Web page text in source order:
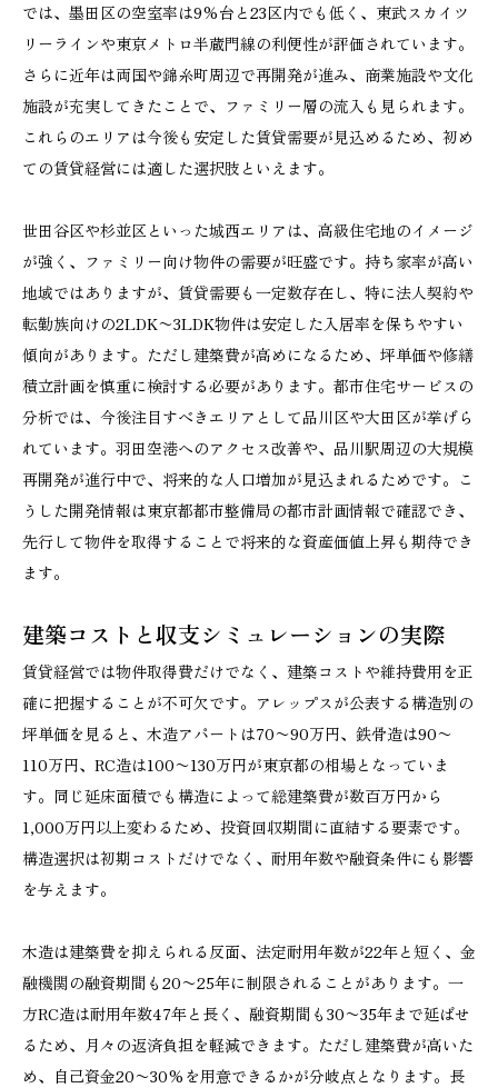
では、墨田区の空室率は9%台と23区内でも低く、東武スカイツ
リーラインや東京メトロ半蔵門線の利便性が評価されています。
さらに近年は両国や錦糸町周辺で再開発が進み、商業施設や文化
施設が充実してきたことで、ファミリー層の流入も見られます。
これらのエリアは今後も安定した賃貸需要が見込めるため、初め
ての賃貸経営には適した選択肢といえます。
世田谷区や杉並区といった城西エリアは、高級住宅地のイメージ
が強く、ファミリー向け物件の需要が旺盛です。持ち家率が高い
地域ではありますが、賃貸需要も一定数存在し、特に法人契約や
転勤族向けの2LDK〜3LDK物件は安定した入居率を保ちやすい
傾向があります。ただし建築費が高めになるため、坪単価や修繕
積立計画を慎重に検討する必要があります。都市住宅サービスの
分析では、今後注目すべきエリアとして品川区や大田区が挙げら
れています。羽田空港へのアクセス改善や、品川駅周辺の大規模
再開発が進行中で、将来的な人口増加が見込まれるためです。こ
うした開発情報は東京都都市整備局の都市計画情報で確認でき、
先行して物件を取得することで将来的な資産価値上昇も期待でき
ます。
建築コストと収支シミュレーションの実際
賃貸経営では物件取得費だけでなく、建築コストや維持費用を正
確に把握することが不可欠です。アレップスが公表する構造別の
坪単価を見ると、木造アパートは70〜90万円、鉄骨造は90〜
110万円、RC造は100〜130万円が東京都の相場となっていま
す。同じ延床面積でも構造によって総建築費が数百万円から
1,000万円以上変わるため、投資回収期間に直結する要素です。
構造選択は初期コストだけでなく、耐用年数や融資条件にも影響
を与えます。
木造は建築費を抑えられる反面、法定耐用年数が22年と短く、金
融機関の融資期間も20〜25年に制限されることがあります。一
方RC造は耐用年数47年と長く、融資期間も30〜35年まで延ばせ
るため、月々の返済負担を軽減できます。ただし建築費が高いた
め、自己資金20〜30%を用意できるかが分岐点となります。長